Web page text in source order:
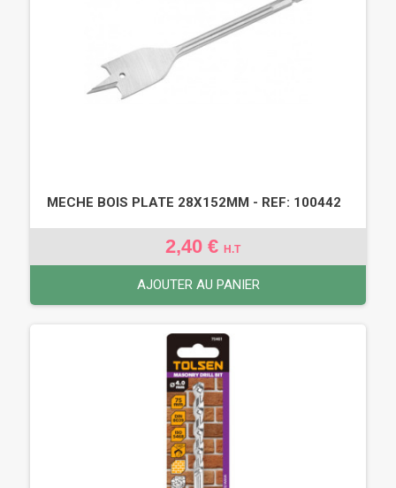
MECHE BOIS PLATE 28X152MM - REF: 100442
2,40 € H.T
AJOUTER AU PANIER